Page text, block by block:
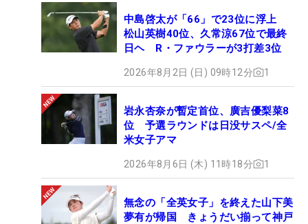
中島啓太が「66」で23位に浮上
松山英樹40位、久常涼67位で最終
日ヘ R・ファウラーが3打差3位
2026年8月2日 (日) 09時12分 1
岩永杏奈が暫定首位、廣吉優梨菜8
位 予選ラウンドは日没サスペ/全
米女子アマ
2026年8月6日 (木) 11時18分 1
無念の「全英女子」を終えた山下美
夢有が帰国 きょうだい揃って神戸